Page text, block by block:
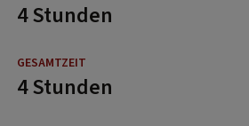
4 Stunden
4 Stunden